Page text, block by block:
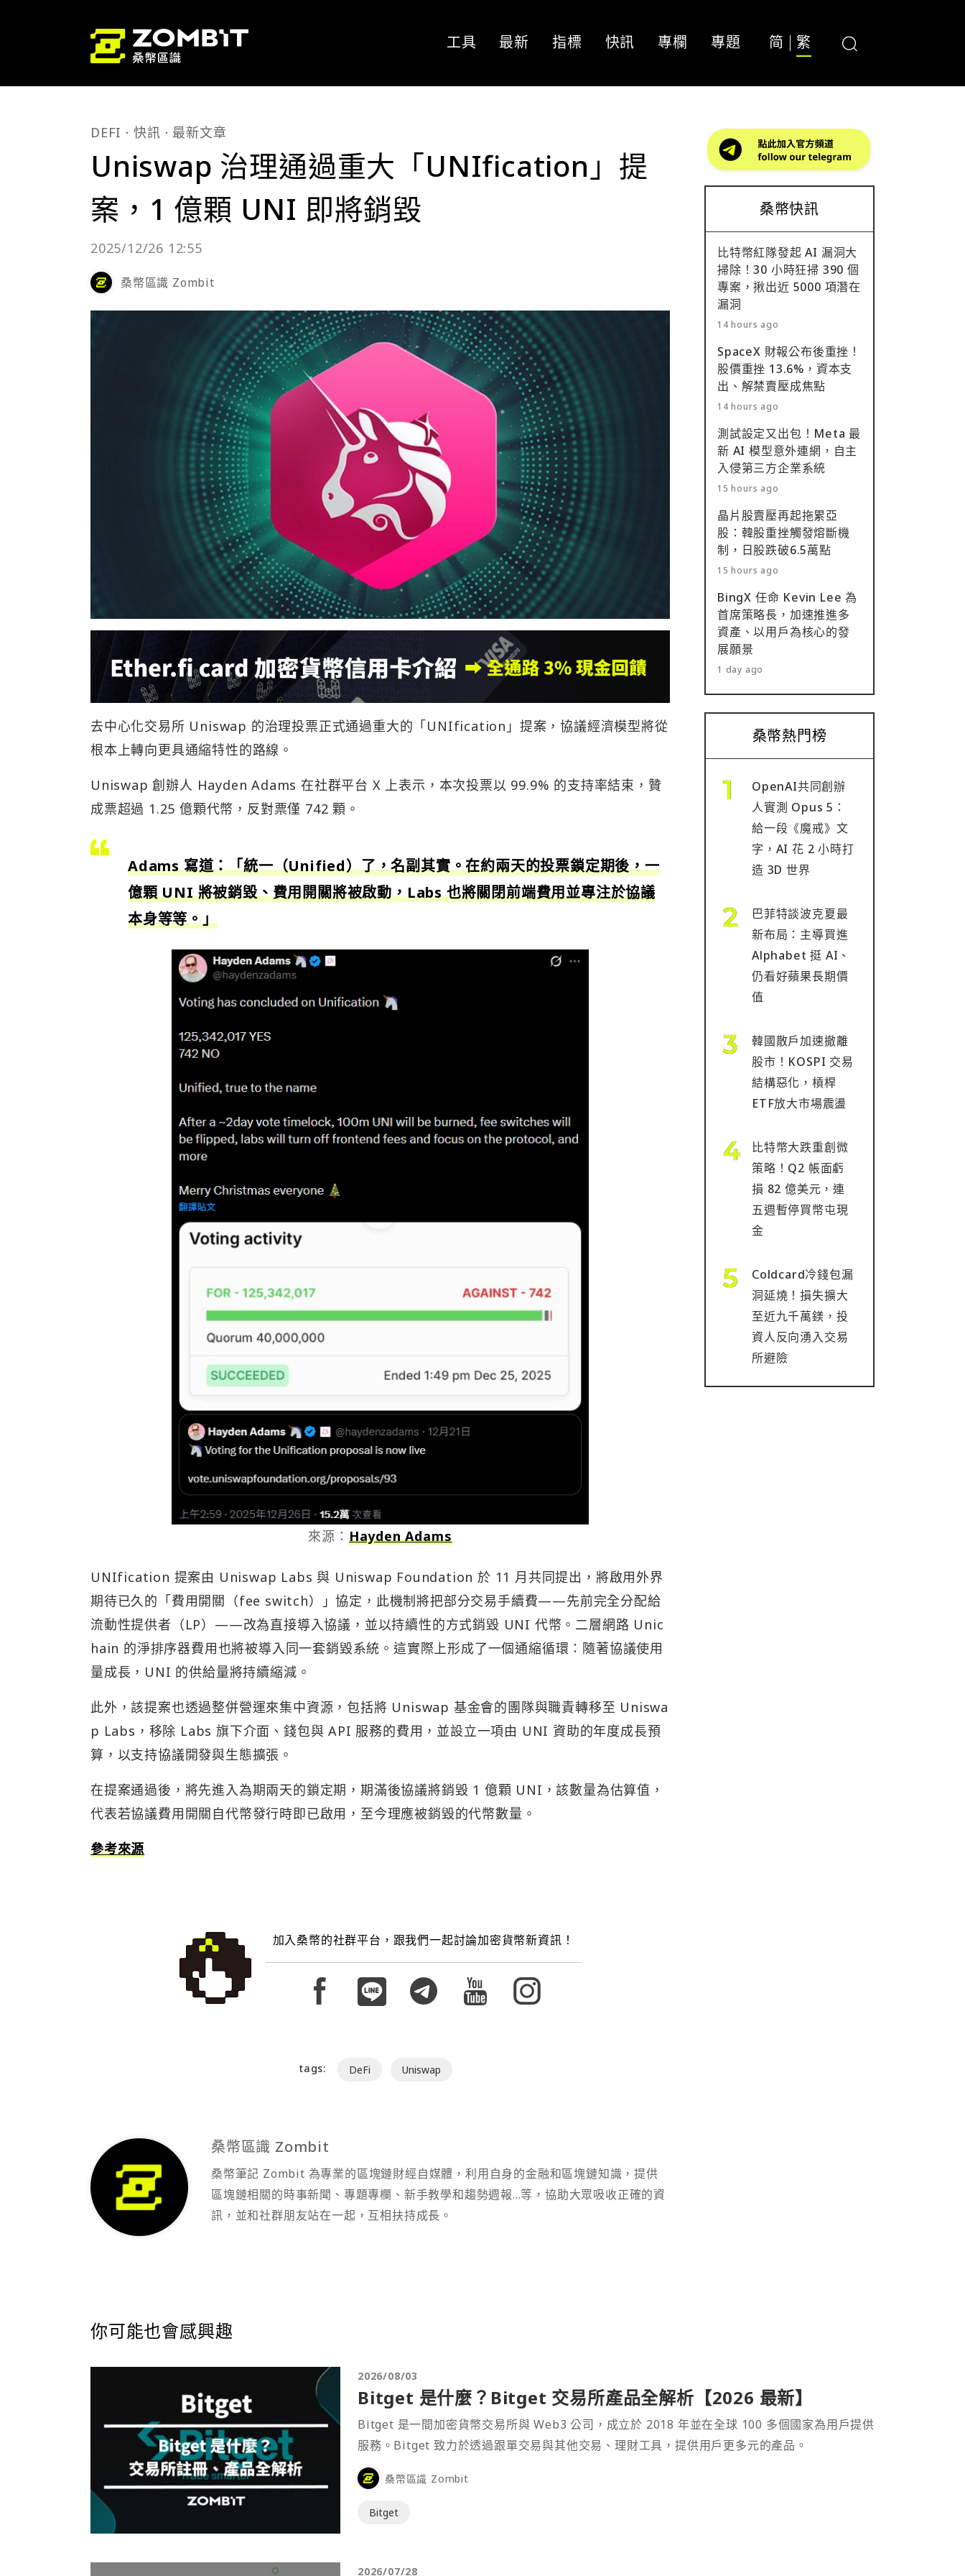
工具 最新 指標 快訊 專欄 專題 简 繁
DEFI 快訊 最新文章
Uniswap 治理通過重大「UNIfication」提
案，1 億顆 UNI 即將銷毀
2025/12/26 12:55
桑幣區識 Zombit
去中心化交易所 Uniswap 的治理投票正式通過重大的「UNIfication」提案，協議經濟模型將從
根本上轉向更具通縮特性的路線。
Uniswap 創辦人 Hayden Adams 在社群平台 X 上表示，本次投票以 99.9% 的支持率結束，贊
成票超過 1.25 億顆代幣，反對票僅 742 顆。
Adams 寫道：「統一（Unified）了，名副其實。在約兩天的投票鎖定期後，一
億顆 UNI 將被銷毀、費用開關將被啟動，Labs 也將關閉前端費用並專注於協議
本身等等。」
來源： Hayden Adams
UNIfication 提案由 Uniswap Labs 與 Uniswap Foundation 於 11 月共同提出，將啟用外界
期待已久的「費用開關（fee switch）」協定，此機制將把部分交易手續費——先前完全分配給
流動性提供者（LP）——改為直接導入協議，並以持續性的方式銷毀 UNI 代幣。二層網路 Unic
hain 的淨排序器費用也將被導入同一套銷毀系統。這實際上形成了一個通縮循環：隨著協議使用
量成長，UNI 的供給量將持續縮減。
此外，該提案也透過整併營運來集中資源，包括將 Uniswap 基金會的團隊與職責轉移至 Uniswa
p Labs，移除 Labs 旗下介面、錢包與 API 服務的費用，並設立一項由 UNI 資助的年度成長預
算，以支持協議開發與生態擴張。
在提案通過後，將先進入為期兩天的鎖定期，期滿後協議將銷毀 1 億顆 UNI，該數量為估算值，
代表若協議費用開關自代幣發行時即已啟用，至今理應被銷毀的代幣數量。
參考來源
加入桑幣的社群平台，跟我們一起討論加密貨幣新資訊！
tags: DeFi Uniswap
桑幣區識 Zombit
桑幣筆記 Zombit 為專業的區塊鏈財經自媒體，利用自身的金融和區塊鏈知識，提供
區塊鏈相關的時事新聞、專題專欄、新手教學和趨勢週報...等，協助大眾吸收正確的資
訊，並和社群朋友站在一起，互相扶持成長。
桑幣快訊
比特幣紅隊發起 AI 漏洞大
掃除！30 小時狂掃 390 個
專案，揪出近 5000 項潛在
漏洞
14 hours ago
SpaceX 財報公布後重挫！
股價重挫 13.6%，資本支
出、解禁賣壓成焦點
14 hours ago
測試設定又出包！Meta 最
新 AI 模型意外連網，自主
入侵第三方企業系統
15 hours ago
晶片股賣壓再起拖累亞
股：韓股重挫觸發熔斷機
制，日股跌破6.5萬點
15 hours ago
BingX 任命 Kevin Lee 為
首席策略長，加速推進多
資產、以用戶為核心的發
展願景
1 day ago
桑幣熱門榜
OpenAI共同創辦
人實測 Opus 5：
給一段《魔戒》文
字，AI 花 2 小時打
造 3D 世界
巴菲特談波克夏最
新布局：主導買進
Alphabet 挺 AI、
仍看好蘋果長期價
值
韓國散戶加速撤離
股市！KOSPI 交易
結構惡化，槓桿
ETF放大市場震盪
比特幣大跌重創微
策略！Q2 帳面虧
損 82 億美元，連
五週暫停買幣屯現
金
Coldcard冷錢包漏
洞延燒！損失擴大
至近九千萬鎂，投
資人反向湧入交易
所避險
你可能也會感興趣
2026/08/03
Bitget 是什麼？Bitget 交易所產品全解析【2026 最新】
Bitget 是一間加密貨幣交易所與 Web3 公司，成立於 2018 年並在全球 100 多個國家為用戶提供
服務。Bitget 致力於透過跟單交易與其他交易、理財工具，提供用戶更多元的產品。
桑幣區識 Zombit
Bitget
2026/07/28